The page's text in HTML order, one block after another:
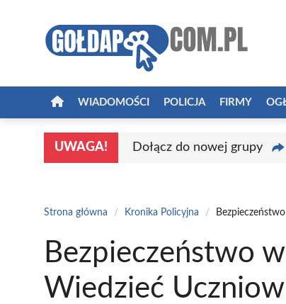
WIADOMOŚCI POLICJA FIRMY
UWAGA! Dołącz do nowej grupy
Strona główna / Kronika Policyjna /
Bezpieczeństwo
Wiedzieć